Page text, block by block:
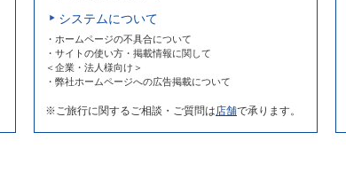
システムについて
・ホームページの不具合について
・サイトの使い方・掲載情報に関して
＜企業・法人様向け＞
・弊社ホームページへの広告掲載について
※ご旅行に関するご相談・ご質問は店舗で承ります。